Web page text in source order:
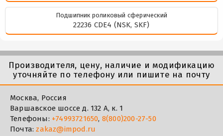
Подшипник роликовый сферический
22236 CDE4 (NSK, SKF)
Производителя, цену, наличие и модификацию
уточняйте по телефону или пишите на почту
Москва, Россия
Варшавское шоссе д. 132 А, к. 1
Телефоны: +74993721650, 8(800)200-27-50
Почта:zakaz@impod.ru